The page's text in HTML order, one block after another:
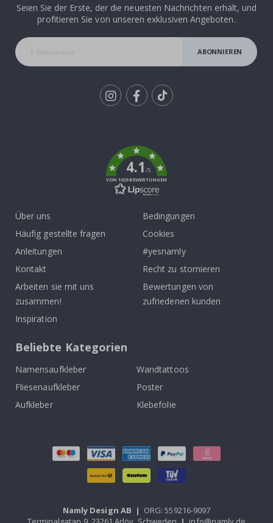
Seien Sie der Erste, der die neuesten Nachrichten erhält, und
profitieren Sie von unseren exklusiven Angeboten.
ABONNIEREN
4.1/5
VON 1029 BEWERTUNGEN
Über uns
Häufig gestellte fragen
Anleitungen
Kontakt
Arbeiten sie mit uns
zusammen!
Inspiration
Bedingungen
Cookies
#yesnamly
Recht zu stornieren
Bewertungen von
zufriedenen kunden
Beliebte Kategorien
Namensaufkleber
Wandtattoos
Fliesenaufkleber
Poster
Aufkleber
Klebefolie
Namly Design AB | ORG: 559216-9097